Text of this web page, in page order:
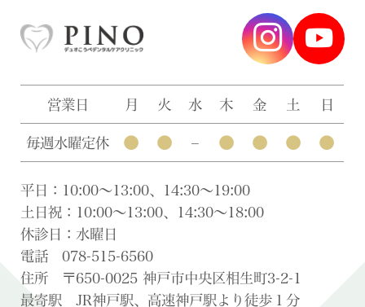
営業日 月 火 水 木 金 土 日
毎週水曜定休 ● ● – ● ● ● ●
平日：10:00〜13:00、14:30〜19:00
土日祝：10:00〜13:00、14:30〜18:00
休診日：水曜日
電話 078-515-6560
住所 〒650-0025 神戸市中央区相生町3-2-1
最寄駅 JR神戸駅、高速神戸駅より徒歩１分